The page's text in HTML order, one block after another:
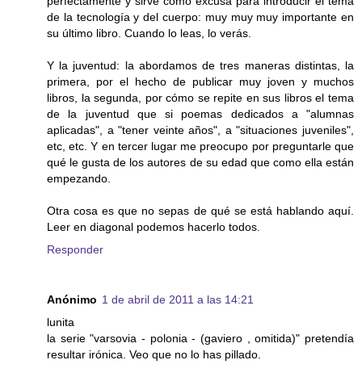
de la tecnología y del cuerpo: muy muy muy importante en
su último libro. Cuando lo leas, lo verás.
Y la juventud: la abordamos de tres maneras distintas, la
primera, por el hecho de publicar muy joven y muchos
libros, la segunda, por cómo se repite en sus libros el tema
de la juventud que si poemas dedicados a "alumnas
aplicadas", a "tener veinte años", a "situaciones juveniles",
etc, etc. Y en tercer lugar me preocupo por preguntarle que
qué le gusta de los autores de su edad que como ella están
empezando.
Otra cosa es que no sepas de qué se está hablando aquí.
Leer en diagonal podemos hacerlo todos.
Responder
Anónimo 1 de abril de 2011 a las 14:21
lunita
la serie "varsovia - polonia - (gaviero , omitida)" pretendía
resultar irónica. Veo que no lo has pillado.